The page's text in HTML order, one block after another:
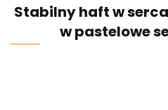
Stabilny haft w
w pastelowe